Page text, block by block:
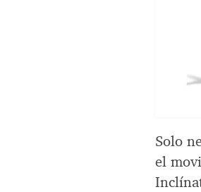
Solo
el